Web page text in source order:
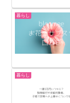
暮らし
暮らし